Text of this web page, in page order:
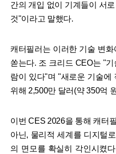
간의 개입 없이 기계들이 서
것"이라고 말했다.
캐터필러는 이러한 기술 변
쏟는다. 조 크리드 CEO는 "
람이 있다"며 "새로운 기술에
위해 2,500만 달러(약 350억
이번 CES 2026을 통해 캐터
아닌, 물리적 세계를 디지털
의 면모를 확실히 각인시켰